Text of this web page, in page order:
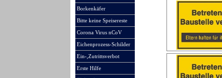
Borkenkäfer
Bitte keine Speisereste
Corona Virus nCoV
Eichenprozess-Schilder
Ein-,Zutrittsverbot
Erste Hilfe